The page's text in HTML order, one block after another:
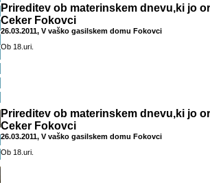
Prireditev ob materinskem dnevu,ki jo
Ceker Fokovci
26.03.2011, V vaško gasilskem domu Fokovci
Ob 18.uri.
Prireditev ob materinskem dnevu,ki jo
Ceker Fokovci
26.03.2011, V vaško gasilskem domu Fokovci
Ob 18.uri.